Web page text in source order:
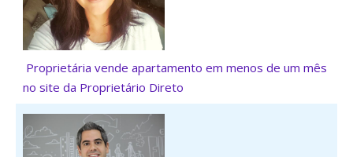
Proprietária vende apartamento em menos de um mês
no site da Proprietário Direto